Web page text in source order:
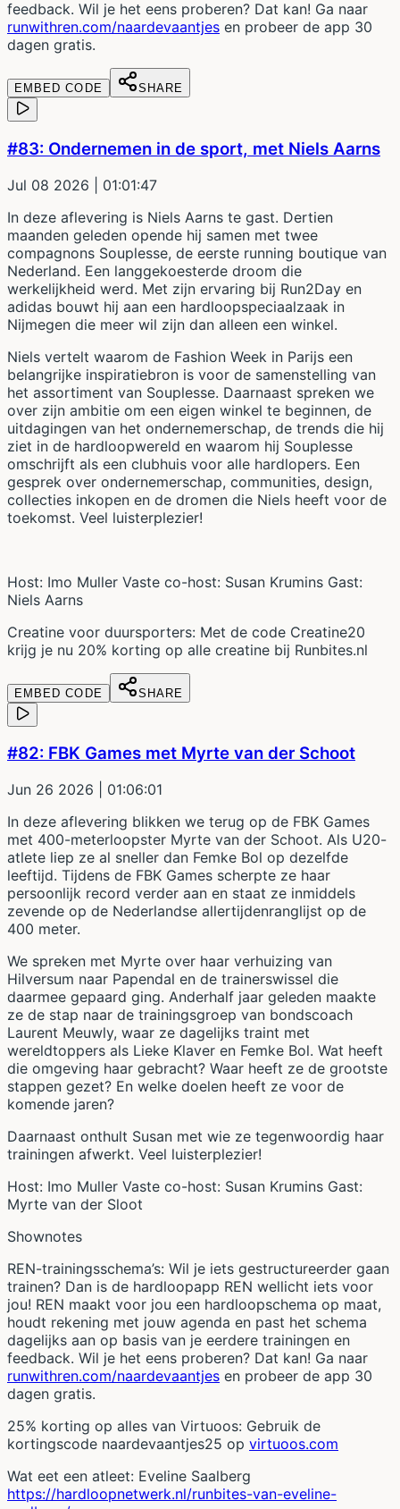
feedback. Wil je het eens proberen? Dat kan! Ga naar
runwithren.com/naardevaantjes en probeer de app 30
dagen gratis.
EMBED CODE SHARE
#83: Ondernemen in de sport, met Niels Aarns
Jul 08 2026 | 01:01:47
In deze aflevering is Niels Aarns te gast. Dertien
maanden geleden opende hij samen met twee
compagnons Souplesse, de eerste running boutique van
Nederland. Een langgekoesterde droom die
werkelijkheid werd. Met zijn ervaring bij Run2Day en
adidas bouwt hij aan een hardloopspeciaalzaak in
Nijmegen die meer wil zijn dan alleen een winkel.
Niels vertelt waarom de Fashion Week in Parijs een
belangrijke inspiratiebron is voor de samenstelling van
het assortiment van Souplesse. Daarnaast spreken we
over zijn ambitie om een eigen winkel te beginnen, de
uitdagingen van het ondernemerschap, de trends die hij
ziet in de hardloopwereld en waarom hij Souplesse
omschrijft als een clubhuis voor alle hardlopers. Een
gesprek over ondernemerschap, communities, design,
collecties inkopen en de dromen die Niels heeft voor de
toekomst. Veel luisterplezier!
Host: Imo Muller Vaste co-host: Susan Krumins Gast:
Niels Aarns
Creatine voor duursporters: Met de code Creatine20
krijg je nu 20% korting op alle creatine bij Runbites.nl
EMBED CODE SHARE
#82: FBK Games met Myrte van der Schoot
Jun 26 2026 | 01:06:01
In deze aflevering blikken we terug op de FBK Games
met 400-meterloopster Myrte van der Schoot. Als U20-
atlete liep ze al sneller dan Femke Bol op dezelfde
leeftijd. Tijdens de FBK Games scherpte ze haar
persoonlijk record verder aan en staat ze inmiddels
zevende op de Nederlandse allertijdenranglijst op de
400 meter.
We spreken met Myrte over haar verhuizing van
Hilversum naar Papendal en de trainerswissel die
daarmee gepaard ging. Anderhalf jaar geleden maakte
ze de stap naar de trainingsgroep van bondscoach
Laurent Meuwly, waar ze dagelijks traint met
wereldtoppers als Lieke Klaver en Femke Bol. Wat heeft
die omgeving haar gebracht? Waar heeft ze de grootste
stappen gezet? En welke doelen heeft ze voor de
komende jaren?
Daarnaast onthult Susan met wie ze tegenwoordig haar
trainingen afwerkt. Veel luisterplezier!
Host: Imo Muller Vaste co-host: Susan Krumins Gast:
Myrte van der Sloot
Shownotes
REN-trainingsschema’s: Wil je iets gestructureerder gaan
trainen? Dan is de hardloopapp REN wellicht iets voor
jou! REN maakt voor jou een hardloopschema op maat,
houdt rekening met jouw agenda en past het schema
dagelijks aan op basis van je eerdere trainingen en
feedback. Wil je het eens proberen? Dat kan! Ga naar
runwithren.com/naardevaantjes en probeer de app 30
dagen gratis.
25% korting op alles van Virtuoos: Gebruik de
kortingscode naardevaantjes25 op virtuoos.com
Wat eet een atleet: Eveline Saalberg
https://hardloopnetwerk.nl/runbites-van-eveline-